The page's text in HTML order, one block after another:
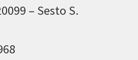
– Sesto S.